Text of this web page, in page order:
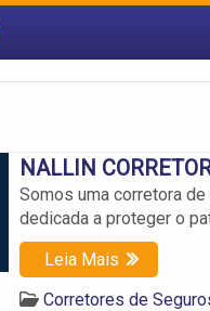
NALLIN
Somos uma corretora
dedicada a proteger o
Leia Mais
Corretores de